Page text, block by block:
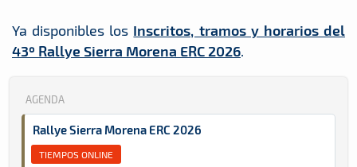
Ya disponibles los Inscritos, tramos y horarios del
43º Rallye Sierra Morena ERC 2026.
AGENDA
Rallye Sierra Morena ERC 2026
TIEMPOS ONLINE